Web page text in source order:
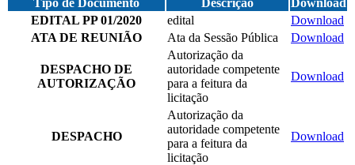
EDITAL PP 01/2020
edital
Download
ATA DE REUNIÃO
Ata da Sessão Pública Download
DESPACHO DE
AUTORIZAÇÃO
Autorização da
autoridade competente
para a feitura da
licitação
Download
DESPACHO
Autorização da
autoridade competente
para a feitura da
licitação
Download